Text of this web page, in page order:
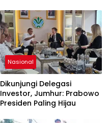
Nasional
Dikunjungi Delegasi
Investor, Jumhur: Prabowo
Presiden Paling Hijau